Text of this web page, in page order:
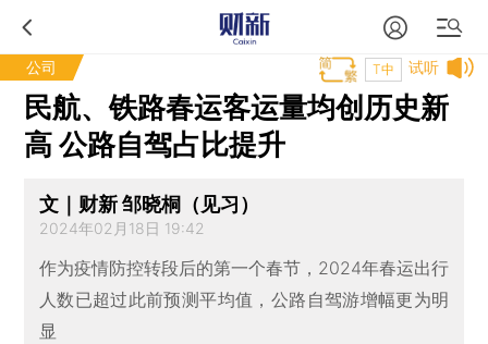
公司 试听
T中
民航、铁路春运客运量均创历史新
高 公路自驾占比提升
文｜财新 邹晓桐（见习）
2024年02月18日 19:42
作为疫情防控转段后的第一个春节，2024年春运出行
人数已超过此前预测平均值，公路自驾游增幅更为明
显